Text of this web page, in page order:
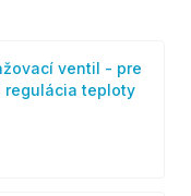
ventil - pre
regulácia teploty